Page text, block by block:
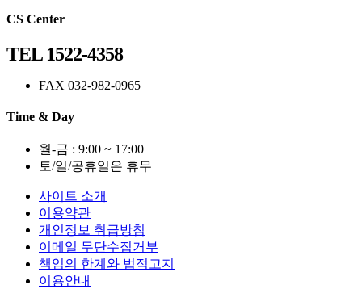
CS Center
TEL 1522-4358
FAX 032-982-0965
Time & Day
월-금 : 9:00 ~ 17:00
토/일/공휴일은 휴무
사이트 소개
이용약관
개인정보 취급방침
이메일 무단수집거부
책임의 한계와 법적고지
이용안내